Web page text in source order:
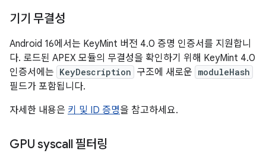
기기 무결성
Android 16에서는 KeyMint 버전 4.0 증명 인증서를 지원합니
다. 로드된 APEX 모듈의 무결성을 확인하기 위해 KeyMint 4.0
인증서에는 KeyDescription 구조에 새로운 moduleHash
필드가 포함됩니다.
자세한 내용은 키 및 ID 증명을 참고하세요.
GPU syscall 필터링